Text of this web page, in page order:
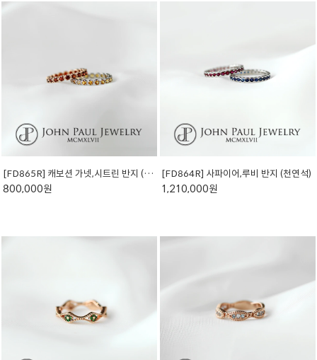
[FD865R] 캐보션 가넷,시트린 반지 (천연석)
800,000원
[FD864R] 사파이어,루비 반지 (천연석)
1,210,000원